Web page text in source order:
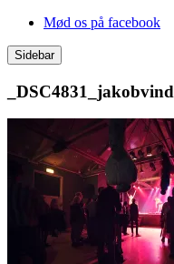
Videre
indhold
Mød os på facebook
Sidebar
_DSC4831_jakobvind